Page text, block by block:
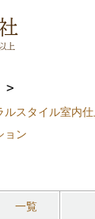
ルスタイル室内
ョン
一覧